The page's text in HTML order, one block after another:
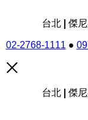
台北 | 傑
02-2768-1111 ●
台北 | 傑